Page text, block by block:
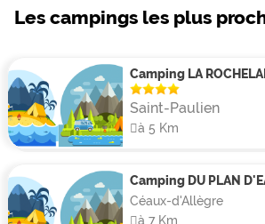
Les campings les plus
Camping LA
Saint-Paulien
à 5 Km
Camping DU PLAN
Céaux-d'Allègre
à 7 Km